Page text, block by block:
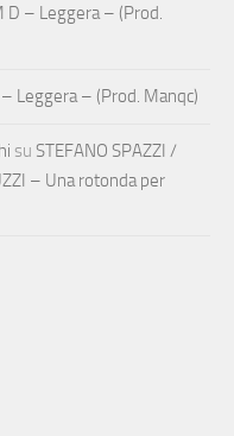
D – Leggera – (Prod.
Leggera – (Prod. Manqc)
su STEFANO SPAZZI /
– Una rotonda per